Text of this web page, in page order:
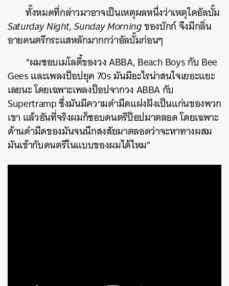
ทั้งหมดที่กล่าวมาอาจเป็นเหตุผลหนึ่งว่าเหตุใดอัลบั้ม
Saturday Night, Sunday Morningของบักก์ จึงมีกลิ่น
อายดนตรีกระแสหลักมากกว่าอัลบั้มก่อนๆ
“ผมชอบเมโลดี้ของวง ABBA, Beach Boys กับ Bee
Gees และเพลงป็อปยุค 70s มันมีอะไรน่าสนใจเยอะแยะ
เลยนะ โดยเฉพาะเพลงป็อปจากวง ABBA กับ
Supertramp ซึ่งมันมีความดำมืดแฝงฝังเป็นแก่นของพวก
เขา แล้วอันที่จริงผมก็ชอบดนตรีป็อปมาตลอด โดยเฉพาะ
ด้านดำมืดของมันจนนึกสงสัยมาตลอดว่าจะหาทางผสม
มันเข้ากับดนตรีในแบบของผมได้ไหม”